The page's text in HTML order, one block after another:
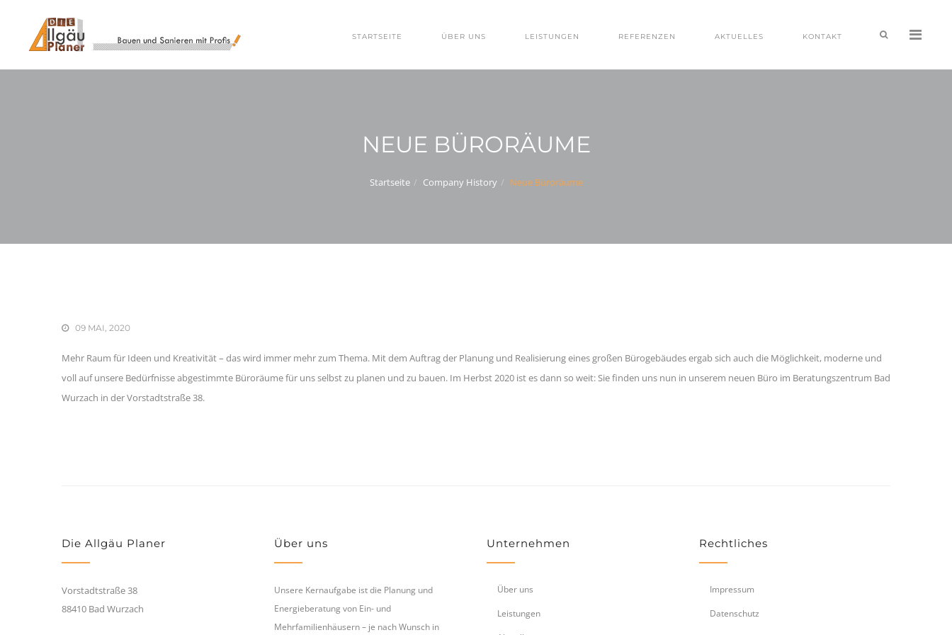
STARTSEITE ÜBER UNS LEISTUNGEN REFERENZEN AKTUELLES KONTAKT
NEUE BÜRORÄUME
Startseite Company History Neue Büroräume
09 MAI, 2020
Mehr Raum für Ideen und Kreativität – das wird immer mehr zum Thema. Mit dem Auftrag der Planung und Realisierung eines großen Bürogebäudes ergab sich auch die Möglichkeit, moderne und
voll auf unsere Bedürfnisse abgestimmte Büroräume für uns selbst zu planen und zu bauen. Im Herbst 2020 ist es dann so weit: Sie finden uns nun in unserem neuen Büro im Beratungszentrum Bad
Wurzach in der Vorstadtstraße 38.
Die Allgäu Planer
Vorstadtstraße 38
88410 Bad Wurzach
Über uns
Unsere Kernaufgabe ist die Planung und
Energieberatung von Ein- und
Mehrfamilienhäusern – je nach Wunsch in
Unternehmen
Über uns
Leistungen
Rechtliches
Impressum
Datenschutz